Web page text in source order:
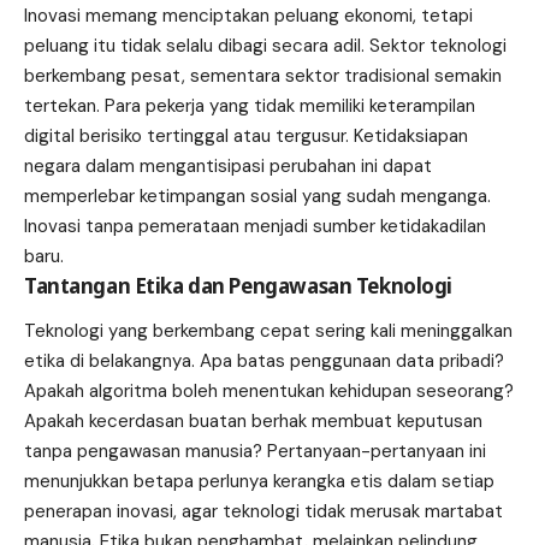
Inovasi memang menciptakan peluang ekonomi, tetapi
peluang itu tidak selalu dibagi secara adil. Sektor teknologi
berkembang pesat, sementara sektor tradisional semakin
tertekan. Para pekerja yang tidak memiliki keterampilan
digital berisiko tertinggal atau tergusur. Ketidaksiapan
negara dalam mengantisipasi perubahan ini dapat
memperlebar ketimpangan sosial yang sudah menganga.
Inovasi tanpa pemerataan menjadi sumber ketidakadilan
baru.
Tantangan Etika dan Pengawasan Teknologi
Teknologi yang berkembang cepat sering kali meninggalkan
etika di belakangnya. Apa batas penggunaan data pribadi?
Apakah algoritma boleh menentukan kehidupan seseorang?
Apakah kecerdasan buatan berhak membuat keputusan
tanpa pengawasan manusia? Pertanyaan-pertanyaan ini
menunjukkan betapa perlunya kerangka etis dalam setiap
penerapan inovasi, agar teknologi tidak merusak martabat